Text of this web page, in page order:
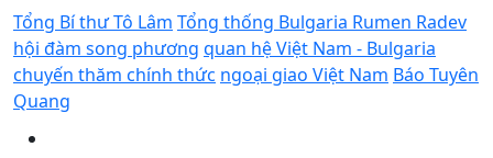
Tổng Bí thư Tô Lâm Tổng thống Bulgaria Rumen Radev
hội đàm song phương quan hệ Việt Nam - Bulgaria
chuyến thăm chính thức ngoại giao Việt Nam Báo Tuyên
Quang